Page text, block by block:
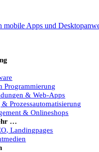
Programmierung
& Web-Apps
Prozessautomatisierung
& Onlineshops
…
Landingpages